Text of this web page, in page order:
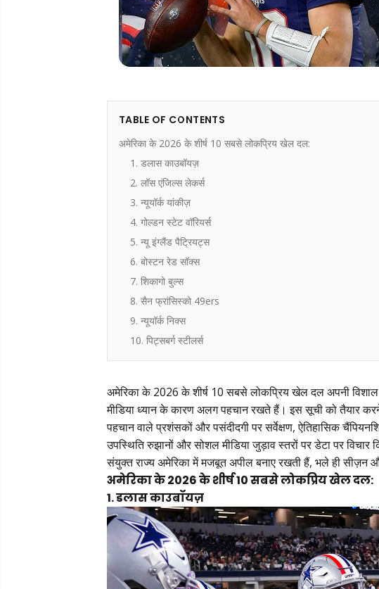
TABLE OF CONTENTS
अमेरिका के 2026 के शीर्ष 10 सबसे लोकप्रिय खेल दल:
1. डलास काउबॉयज़
2. लॉस एंजिल्स लेकर्स
3. न्यूयॉर्क यांकीज़
4. गोल्डन स्टेट वॉरियर्स
5. न्यू इंग्लैंड पैट्रियट्स
6. बोस्टन रेड सॉक्स
7. शिकागो बुल्स
8. सैन फ्रांसिस्को 49ers
9. न्यूयॉर्क निक्स
10. पिट्सबर्ग स्टीलर्स
अमेरिका के 2026 के शीर्ष 10 सबसे लोकप्रिय खेल दल अपनी विशाल
मीडिया ध्यान के कारण अलग पहचान रखते हैं। इस सूची को तैयार
पहचान वाले प्रशंसकों और पसंदीदगी पर सर्वेक्षण, ऐतिहासिक
उपस्थिति रुझानों और सोशल मीडिया जुड़ाव स्तरों पर डेटा पर
संयुक्त राज्य अमेरिका में मजबूत अपील बनाए रखती हैं, भले ही सीज़न
अमेरिका के 2026 के शीर्ष 10 सबसे लोकप्रिय खेल दल:
1. डलास काउबॉयज़